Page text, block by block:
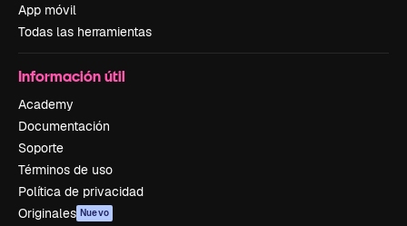
App móvil
Todas las herramientas
Información útil
Academy
Documentación
Soporte
Términos de uso
Política de privacidad
Originales Nuevo